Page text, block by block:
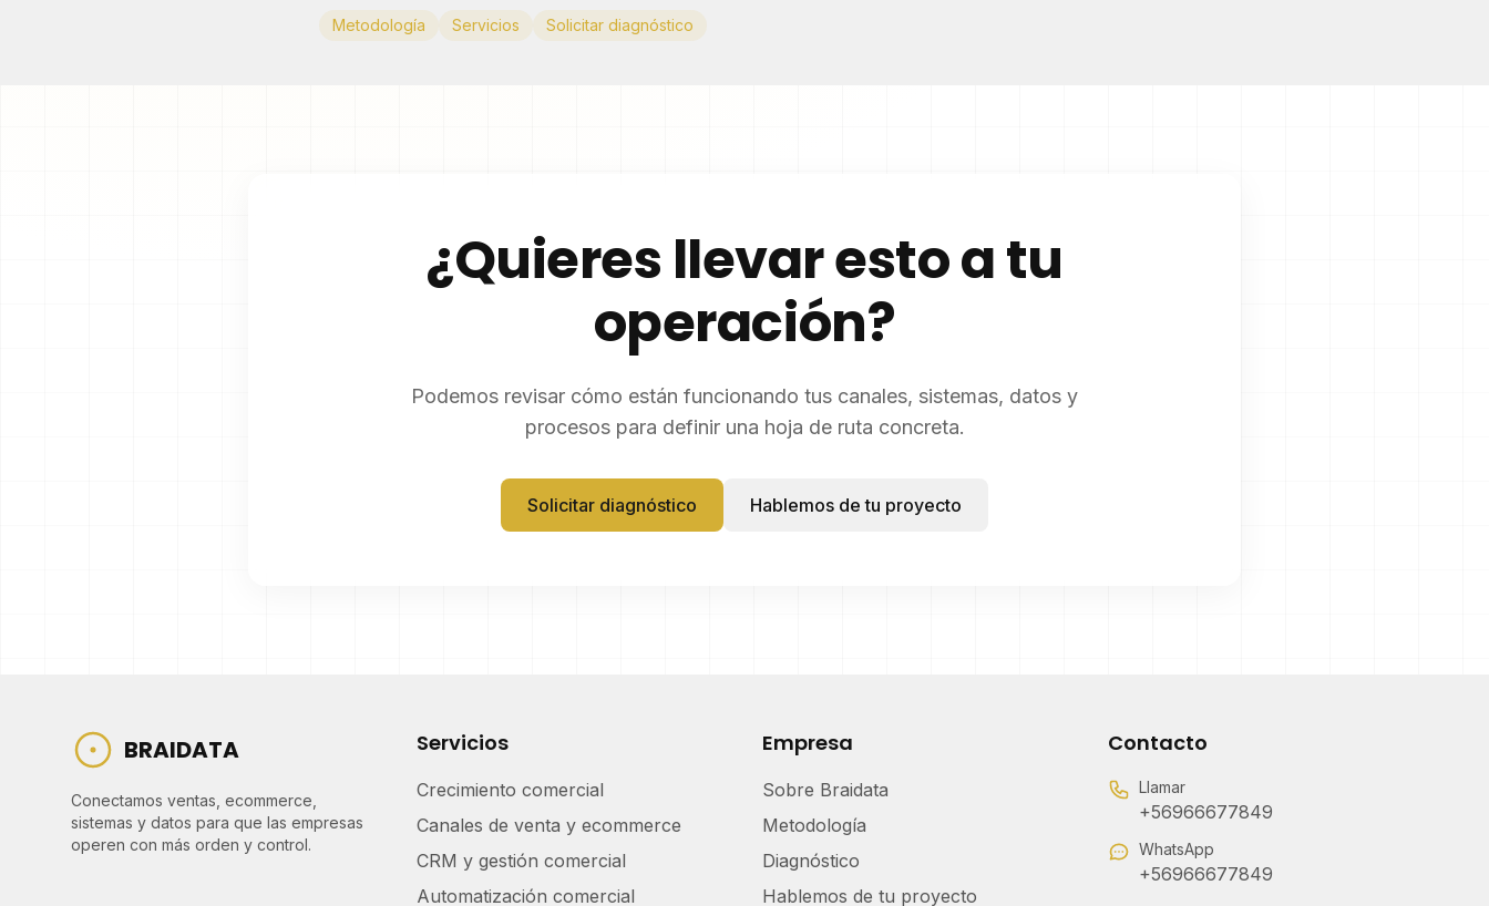
Metodología Servicios Solicitar diagnóstico
¿Quieres llevar esto a tu
operación?
Podemos revisar cómo están funcionando tus canales, sistemas, datos y
procesos para definir una hoja de ruta concreta.
Solicitar diagnóstico Hablemos de tu proyecto
BRAIDATA
Conectamos ventas, ecommerce,
sistemas y datos para que las empresas
operen con más orden y control.
Servicios
Crecimiento comercial
Canales de venta y ecommerce
CRM y gestión comercial
Automatización comercial
Empresa
Sobre Braidata
Metodología
Diagnóstico
Hablemos de tu proyecto
Contacto
Llamar
+56966677849
WhatsApp
+56966677849